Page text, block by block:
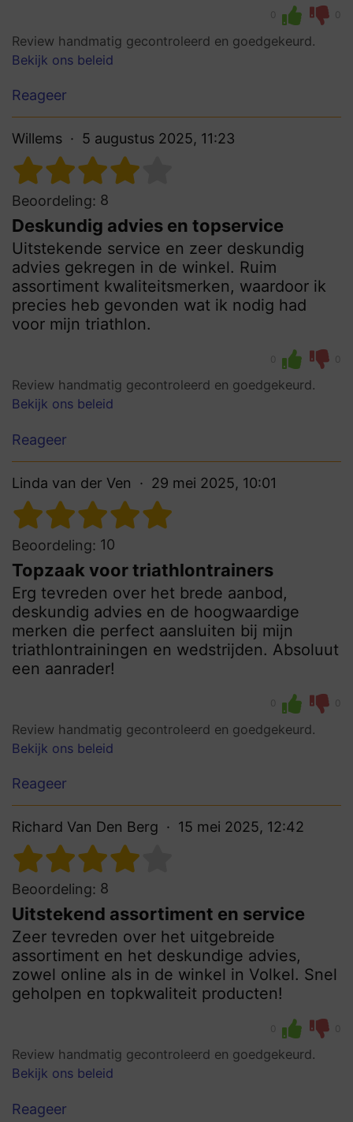
0 0
Review handmatig gecontroleerd en goedgekeurd.
Bekijk ons beleid
Reageer
Willems 5 augustus 2025, 11:23
Beoordeling: 8
Deskundig advies en topservice
Uitstekende service en zeer deskundig
advies gekregen in de winkel. Ruim
assortiment kwaliteitsmerken, waardoor ik
precies heb gevonden wat ik nodig had
voor mijn triathlon.
0 0
Review handmatig gecontroleerd en goedgekeurd.
Bekijk ons beleid
Reageer
Linda van der Ven 29 mei 2025, 10:01
Beoordeling: 10
Topzaak voor triathlontrainers
Erg tevreden over het brede aanbod,
deskundig advies en de hoogwaardige
merken die perfect aansluiten bij mijn
triathlontrainingen en wedstrijden. Absoluut
een aanrader!
0 0
Review handmatig gecontroleerd en goedgekeurd.
Bekijk ons beleid
Reageer
Richard Van Den Berg 15 mei 2025, 12:42
Beoordeling: 8
Uitstekend assortiment en service
Zeer tevreden over het uitgebreide
assortiment en het deskundige advies,
zowel online als in de winkel in Volkel. Snel
geholpen en topkwaliteit producten!
0 0
Review handmatig gecontroleerd en goedgekeurd.
Bekijk ons beleid
Reageer